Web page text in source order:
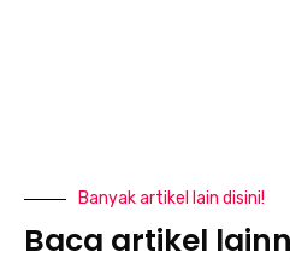
Banyak artikel lain disini!
Baca artikel